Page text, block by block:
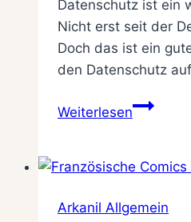
Datenschutz ist ein
Nicht erst seit der
Doch das ist ein
den Datenschutz
WeiterlesenIn
Social
und
Arkanil Allgemein